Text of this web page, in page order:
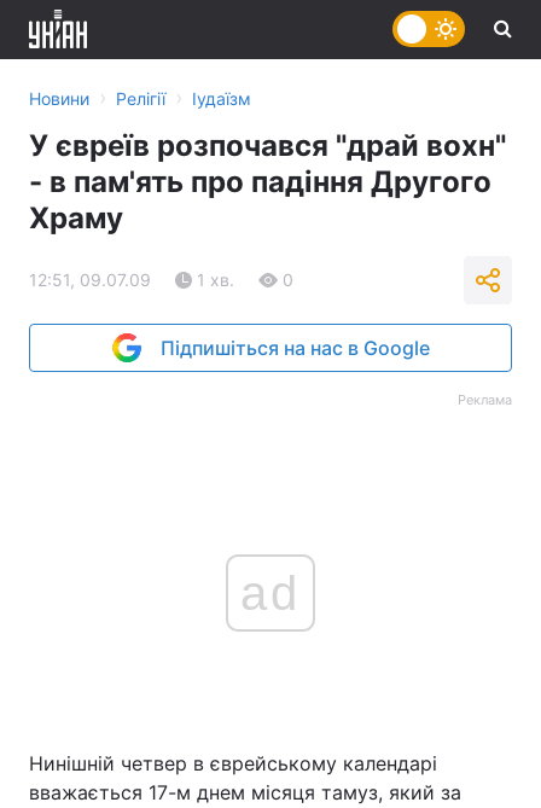
Новини › Релігії › Іудаїзм
У євреїв розпочався "драй вохн"
- в пам'ять про падіння Другого
Храму
12:51, 09.07.09 1 хв. 0
Підпишіться на нас в Google
Реклама
ad
Нинішній четвер в єврейському календарі
вважається 17-м днем місяця тамуз, який за